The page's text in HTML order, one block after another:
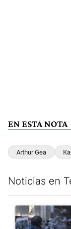
EN ESTA NOTA
Arthur Gea
Noticias en
Un artículo de